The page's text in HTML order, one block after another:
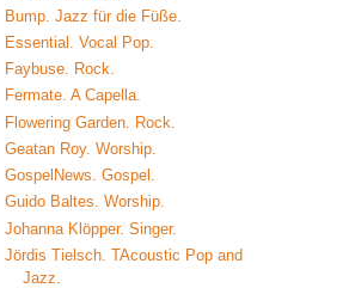
Bump. Jazz für die Füße.
Essential. Vocal Pop.
Faybuse. Rock.
Fermate. A Capella.
Flowering Garden. Rock.
Geatan Roy. Worship.
GospelNews. Gospel.
Guido Baltes. Worship.
Johanna Klöpper. Singer.
Jördis Tielsch. TAcoustic Pop and
Jazz.